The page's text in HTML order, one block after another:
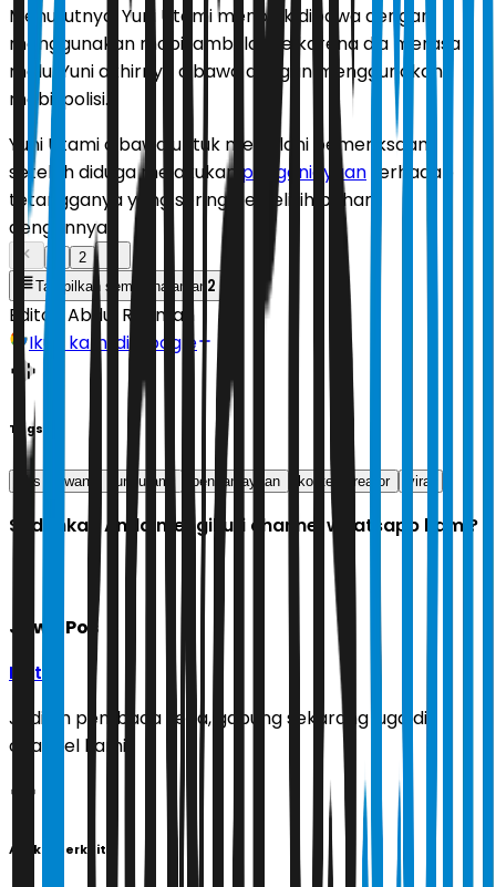
Menurutnya, Yuni Utami menolak dibawa dengan
menggunakan mobil ambulance karena dia merasa
malu. Yuni akhirnya dibawa dengan menggunakan
mobil polisi.
Yuni Utami dibawa untuk menjalani pemeriksaan
setelah diduga melakukan penganiayaan terhadap
tetangganya yang sering berselisih paham
dengannya.
2
Tampilkan semua halaman 2
Editor: Abdul Rahman
Ikuti kami di Google
Tags
eks polwan yuni utami penganiayaan konten kreator viral
Sudahkah Anda mengikuti channel whatsapp kami?
Jawa Pos
Ikuti
Jadilah pembaca setia, gabung sekarang juga di
channel kami!
Artikel Terkait